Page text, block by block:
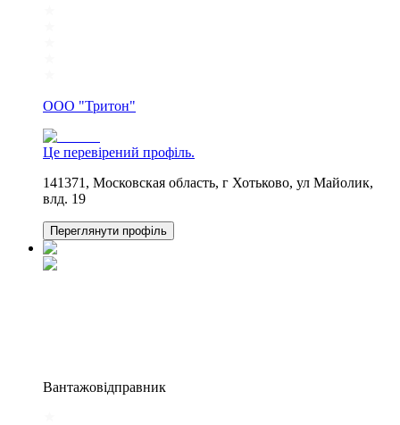
ООО "Тритон"
Це перевірений профіль.
141371, Московская область, г Хотьково, ул Майолик,
влд. 19
Переглянути профіль
Вантажовідправник